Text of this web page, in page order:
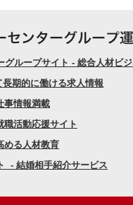
グループサイト - 総合人材ビ
期的に働ける求人情報
事情報満載
活動応援サイト
める人材教育
- 結婚相手紹介サービス